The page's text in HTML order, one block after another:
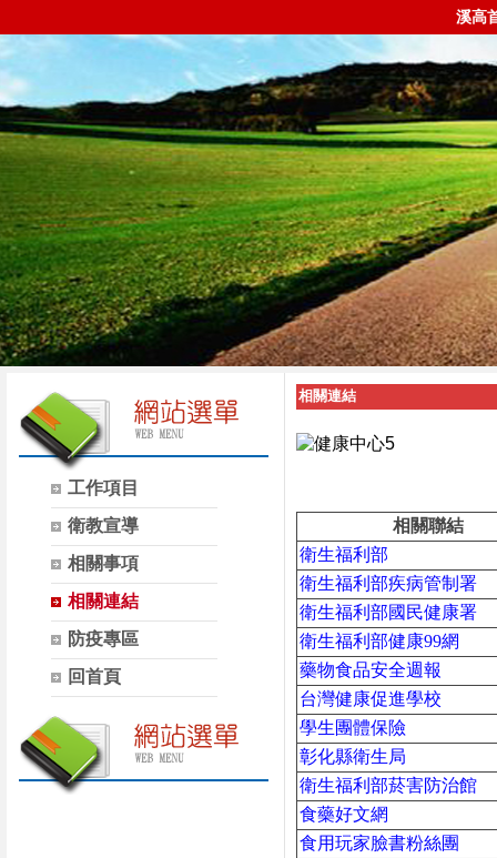
溪高
工作項目
衛教宣導
相關事項
相關連結
防疫專區
回首頁
相關連結
相關聯結
衛生福利部
衛生福利部疾病管制署
衛生福利部國民健康署
衛生福利部健康99網
藥物食品安全週報
台灣健康促進學校
學生團體保險
彰化縣衛生局
衛生福利部菸害防治館
食藥好文網
食用玩家臉書粉絲團